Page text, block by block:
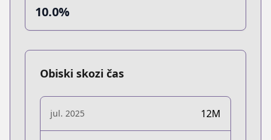
10.0%
Obiski skozi čas
jul. 2025 12M